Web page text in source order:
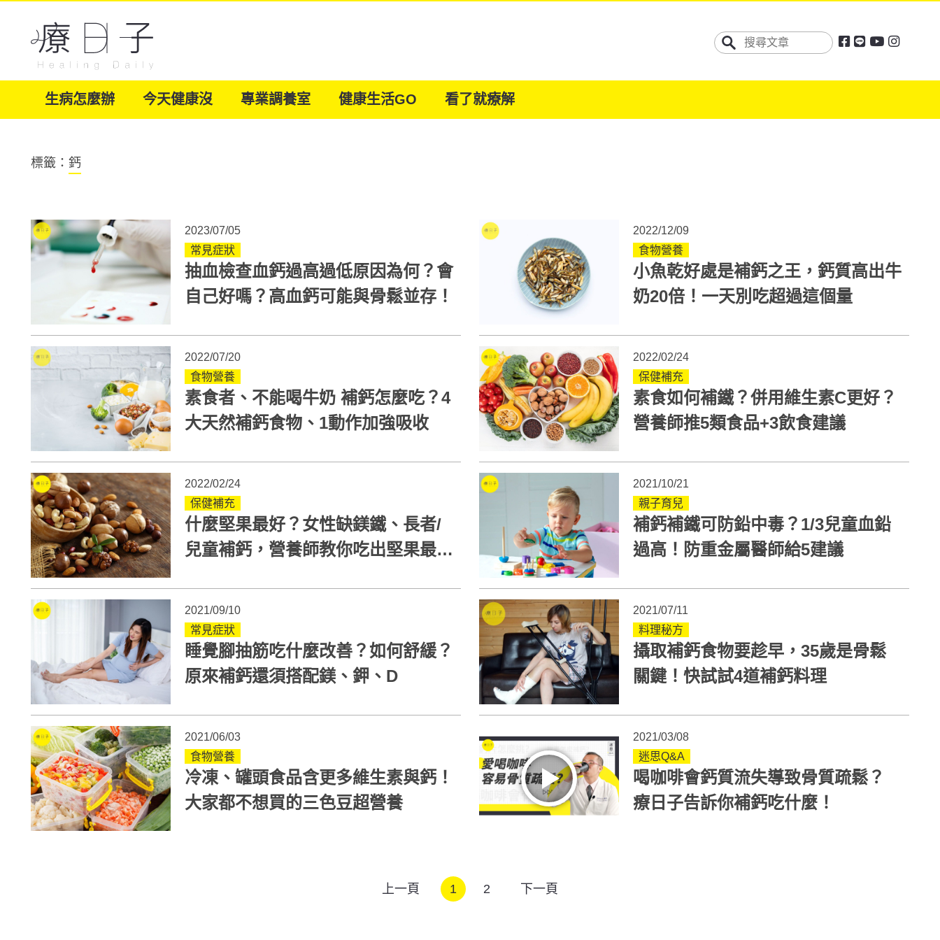
生病怎麼辦 今天健康沒 專業調養室 健康生活GO 看了就療解
標籤： 鈣
2023/07/05
常見症狀
抽血檢查血鈣過高過低原因為何？會
自己好嗎？高血鈣可能與骨鬆並存！
2022/12/09
食物營養
小魚乾好處是補鈣之王，鈣質高出牛
奶20倍！一天別吃超過這個量
2022/07/20
食物營養
素食者、不能喝牛奶 補鈣怎麼吃？4
大天然補鈣食物、1動作加強吸收
2022/02/24
保健補充
素食如何補鐵？併用維生素C更好？
營養師推5類食品+3飲食建議
2022/02/24
保健補充
什麼堅果最好？女性缺鎂鐵、長者/
兒童補鈣，營養師教你吃出堅果最佳
2021/10/21
親子育兒
補鈣補鐵可防鉛中毒？1/3兒童血鉛
過高！防重金屬醫師給5建議
2021/09/10
常見症狀
睡覺腳抽筋吃什麼改善？如何舒緩？
原來補鈣還須搭配鎂、鉀、D
2021/07/11
料理秘方
攝取補鈣食物要趁早，35歲是骨鬆
關鍵！快試試4道補鈣料理
2021/06/03
食物營養
冷凍、罐頭食品含更多維生素與鈣！
大家都不想買的三色豆超營養
2021/03/08
迷思Q&A
喝咖啡會鈣質流失導致骨質疏鬆？
療日子告訴你補鈣吃什麼！
上一頁 1 2 下一頁